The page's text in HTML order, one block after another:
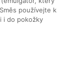
používejte k
i do pokožky